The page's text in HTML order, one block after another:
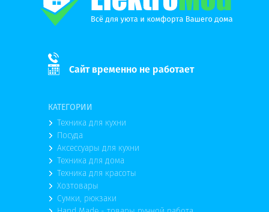
Сайт временно не работает
КАТЕГОРИИ
Техника для кухни
Посуда
Аксессуары для кухни
Техника для дома
Техника для красоты
Хозтовары
Сумки, рюкзаки